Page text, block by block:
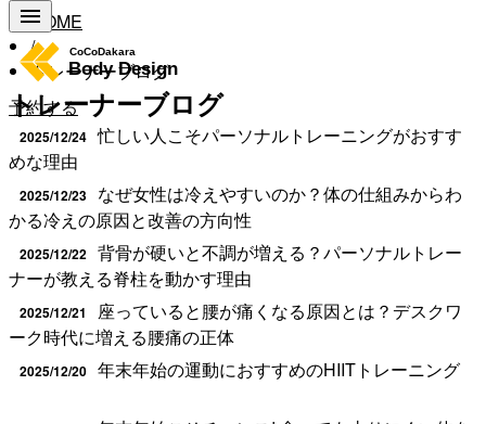
予約する
HOME
/
トレーナーブログ
トレーナーブログ
2025/12/24 忙しい人こそパーソナルトレーニングがおすす
めな理由
2025/12/23
なぜ女性は冷えやすいのか？体の仕組みからわ
かる冷えの原因と改善の方向性
2025/12/22 背骨が硬いと不調が増える？パーソナルトレー
ナーが教える脊柱を動かす理由
2025/12/21
座っていると腰が痛くなる原因とは？デスクワ
ーク時代に増える腰痛の正体
2025/12/20 年末年始の運動におすすめのHIITトレーニング